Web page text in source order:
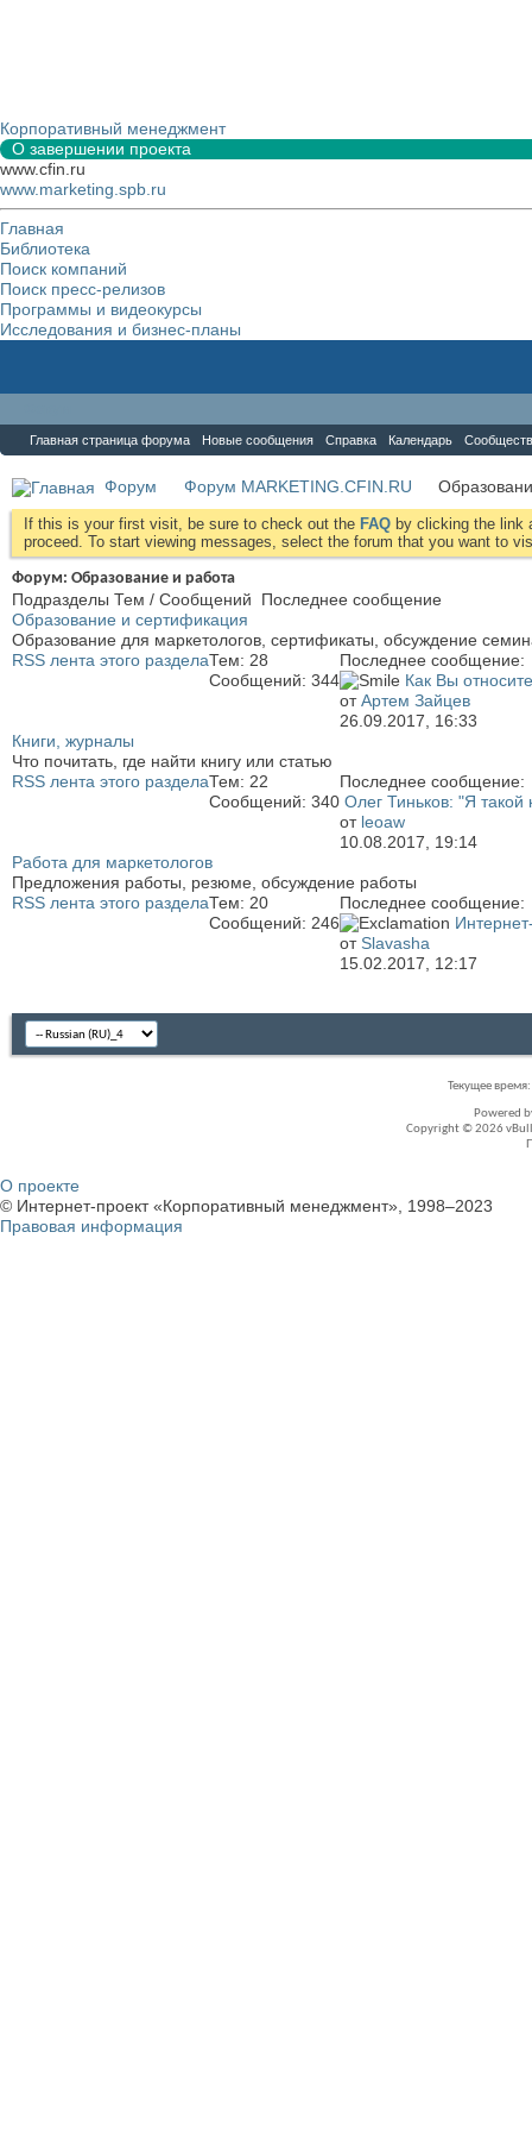
Корпоративный менеджмент
О завершении проекта
www.cfin.ru
www.marketing.spb.ru
Главная
Библиотека
Поиск компаний
Поиск пресс-релизов
Программы и видеокурсы
Исследования и бизнес-планы
Главная страница форума Новые сообщения Справка Календарь
Форум Форум MARKETING.CFIN.RU
If this is your first visit, be sure to check out the FAQ by clicking the link
proceed. To start viewing messages, select the forum that you want to
Форум: Образование и работа
Подразделы Тем / Сообщений
Последнее сообщение
Образование и сертификация
Образование для маркетологов, сертификаты, обсуждение
RSS лента этого разделаТем: 28
Сообщений: 344
Последнее сообщение:
Как Вы
отАртем Зайцев
26.09.2017, 16:33
Книги, журналы
Что почитать, где найти книгу или статью
RSS лента этого разделаТем: 22
Сообщений: 340
Последнее сообщение:
Олег Тиньков: "Я такой
от leoaw
10.08.2017, 19:14
Работа для маркетологов
Предложения работы, резюме, обсуждение работы
RSS лента этого разделаТем: 20
Сообщений: 246
Последнее сообщение:
от Slavasha
15.02.2017, 12:17
Текущее время:
Powered
Copyright © 2026
О проекте
© Интернет-проект «Корпоративный менеджмент», 1998–2023
Правовая информация